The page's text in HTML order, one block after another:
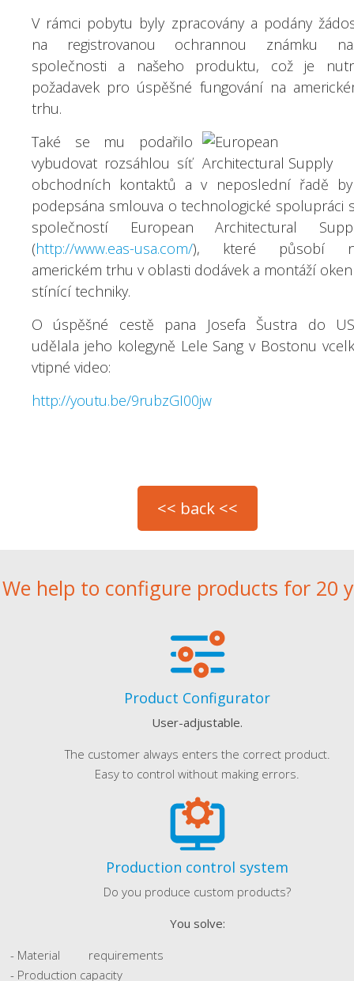
V rámci pobytu byly zpracovány a podány
na registrovanou ochrannou známku
společnosti a našeho produktu, což je
požadavek pro úspěšné fungování na
trhu.
Také se mu podařilo
vybudovat rozsáhlou síť
obchodních kontaktů a v neposlední řadě
podepsána smlouva o technologické spolupráci
společností European Architectural
(http://www.eas-usa.com/), které působí
americkém trhu v oblasti dodávek a montáží
stínící techniky.
O úspěšné cestě pana Josefa Šustra do
udělala jeho kolegyně Lele Sang v Bostonu
vtipné video:
http://youtu.be/9rubzGI00jw
We help to configure products for 20
Product Configurator
User-adjustable.
The customer always enters the correct product.
Easy to control without making errors.
Production control system
Do you produce custom products?
You solve:
- Material requirements
- Production capacity